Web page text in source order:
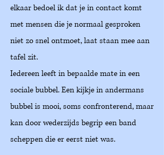
elkaar bedoel ik dat je in contact komt
met mensen die je normaal gesproken
niet zo snel ontmoet, laat staan mee aan
tafel zit.
Iedereen leeft in bepaalde mate in een
sociale bubbel. Een kijkje in andermans
bubbel is mooi, soms confronterend, maar
kan door wederzijds begrip een band
scheppen die er eerst niet was.